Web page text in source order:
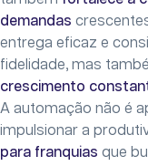
demandas
entrega eficaz e
fidelidade, mas
crescimento
A automação não é
impulsionar a
para franquias que